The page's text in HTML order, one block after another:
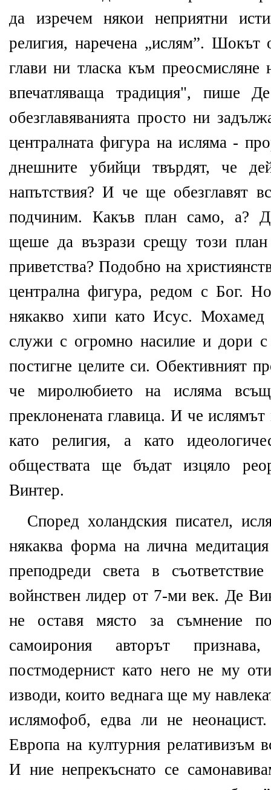
да изречем някои неприятни
религия, наречена „ислям”. Шокът
глави ни тласка към преосмисляне
впечатляваща традиция", пише
обезглавяванията просто ни
централната фигура на исляма -
днешните убийци твърдят, че
напътствия? И че ще обезглавят
подчиним. Какъв план само, а?
щеше да възрази срещу този
приветства? Подобно на
централна фигура, редом с Бог.
някакво хипи като Исус.
служи с огромно насилие и дори
постигне целите си. Обективният
че миролюбието на исляма
преклонената главица. И че
като религия, а като
обществата ще бъдат изцяло
Винтер.
Според холандския писател,
някаква форма на лична
преподреди света в
войнствен лидер от 7-ми век. Де
не оставя място за съмнение
самоирония авторът
постмодернист като него не му
изводи, които веднага ще му
ислямофоб, едва ли не
Европа на културния релативизъм
И ние непрекъснато се